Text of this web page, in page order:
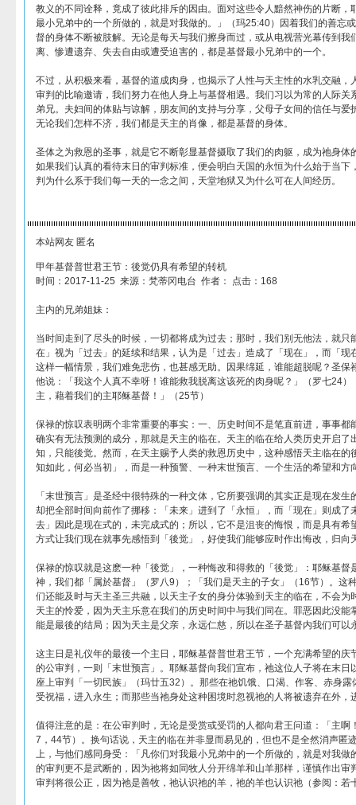
教义的不同诠释，竟成了彼此排斥的因由。面对这些令人黯然神伤的片断，
最小兄弟中的一个所做的，就是对我做的。」（玛25:40）因着我们的善忘
督的身体不断被肢解。无论是每天与我们擦身而过，或从电视营光幕传到我
离、惨遭遗弃、失去自由或遭受迫害的，都是基督最小兄弟中的一个。
不过，从积极来看，基督的道成肉身，也揭示了人性与天主性的水乳交融，
审判的比喻邀请，我们努力在他人身上与基督相遇。我们习以为常的人际关
弟兄。夫妇间的体贴与谅解，朋友间的支持与分享，父母子女间的信任与爱
无论我们怎样不济，我们都是天主的肖像，都是基督的身体。
圣体之为救恩的圣事，就是它不断彰显基督摄取了我们的肉躯，成为祂身体
如果我们认真的看待末日的审判标准，便会明白天国的永恒为什么始于当下
判为什么系于我们每一天的一念之间，天堂地狱又为什么可在人间经历。
本站网友 匿名
甲年基督普世君王节：後觉仍具有希望的转机
时间：2017-11-25 来源：梵蒂冈电台 作者： 点击：168
主内的兄弟姐妹：
当时间走到了尽头的时候，一切都将成为过去；那时，我们别无他法，就只
在」视为「过去」的延续和结果，认为是「过去」造成了「现在」，而「现
这样一幅情景，我们难免悲伤，也甚感无助。因果绵延，谁能超脱呢？圣保
他说：「我这个人真不幸呀！谁能救我脱离这该死的肉身呢？」（罗七24
主，藉着我们的主耶稣基督！」（25节）
保禄的惊叹表明两个非常重要的事实：一、历史时间不是笔直前进，事事都
确实有无法预测的成分，那就是天主的临在。天主的临在给人类历史开启了
知，只能後觉。然而，在天主赐予人类的救恩历史中，这种感悟天主临在的
知如此，何必当初」，而是一种预警、一种末世预言、一个生活的希望和方
「末世预言」是圣经中很特殊的一种文体，它所要强调的其实正是现在发
却把全部时间向前作了挪移：「未来」进到了「永恒」，而「现在」则成了
去」因此是现在式的，未完成式的；所以，它不是沮丧的悔恨，而是具有希
方式让我们现在就事先感悟到「後觉」，好使我们能够应时作出悔改，归向
保禄的惊叹就是这麽一种「後觉」，一种悔改和得救的「後觉」：耶稣基督
神，我们都「属於基督」（罗八9）；「我们是天主的子女」（16节）。这
们还能及时与天主圣三共融，以天主子女的身分体验到天主的临在，不会为
天主的怜爱，因为天主乐意在我们的历史时间中与我们同在。罪恶因此没能
能是最後的结局；因为天主是父亲，永远仁慈，所以在圣子基督内我们可以
这主日是礼仪年的最後一个主日，耶稣基督普世君王节，一个充满希望的庆
的公审判，一则「末世预言」。耶稣基督向我们宣布，祂这位人子将在末日
座上审判「一切民族」（玛廿五32）。那些在祂饥饿、口渴、作客、赤身
受祝福，进入永生；而那些当祂身处这种困境时忽视祂的人将被遗弃在外，
值得注意的是：在公审判时，无论是受赏或受罚的人都向君王问道：「主啊
7，44节）。换句话说，天主的临在并非显而易见的，但也不是全然消声匿
上，与他们感同身受：「凡你们对我最小兄弟中的一个所做的，就是对我做
的审判更不是武断的，因为祂将如同牧人分开绵羊和山羊那样，谨慎作出审
审判将很公正，因为祂是善牧，祂认识祂的羊，祂的羊也认识祂（参阅：若